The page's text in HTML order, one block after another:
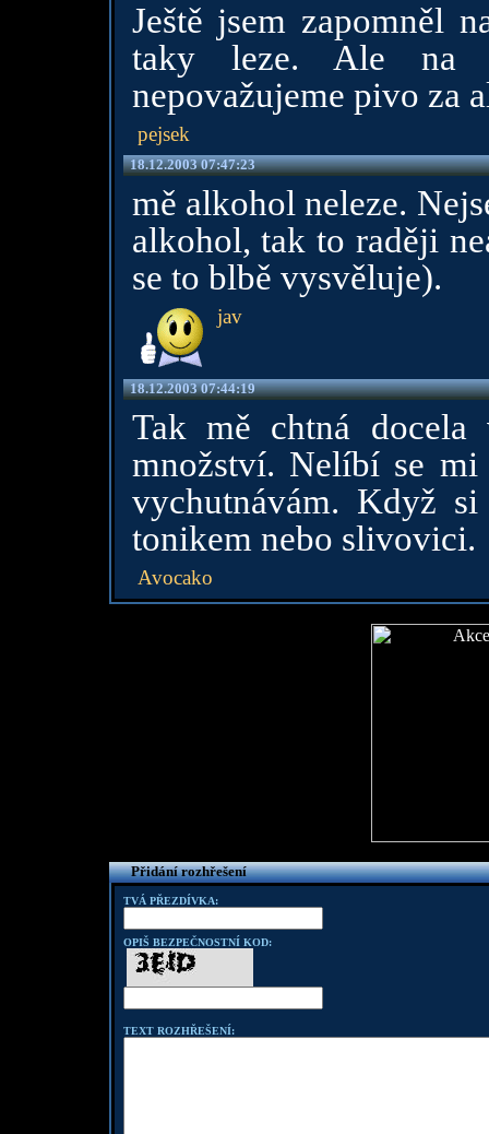
Ještě jsem zapomněl
taky leze. Ale na
nepovažujeme pivo za
pejsek
18.12.2003 07:47:23
mě alkohol neleze.
alkohol, tak to raději
se to blbě vysvěluje).
jav
18.12.2003 07:44:19
Tak mě chtná
množství. Nelíbí se
vychutnávám. Když
tonikem nebo slivovici.
Avocako
Přidání rozhřešení
TVÁ PŘEZDÍVKA:
OPIŠ BEZPEČNOSTNÍ KOD:
TEXT ROZHŘEŠENÍ: